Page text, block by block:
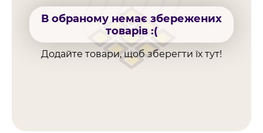
В обраному немає збережених
товарів :(
Додайте товари, щоб зберегти їх тут!